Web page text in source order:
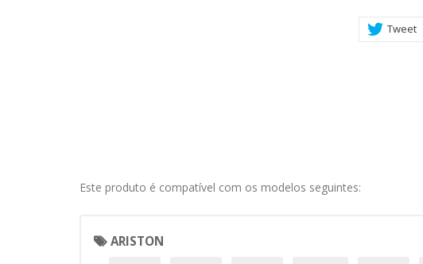
Tweet
Este produto é compatível com os modelos seguintes:
ARISTON